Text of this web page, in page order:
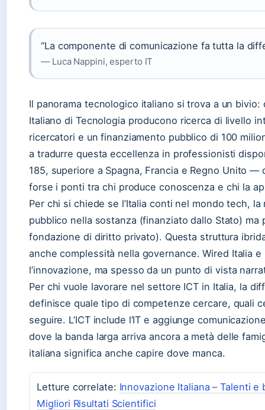
“La componente di comunicazione fa tutta la
— Luca Nappini, esperto IT
Il panorama tecnologico italiano si trova a un
Italiano di Tecnologia producono ricerca di livello
ricercatori e un finanziamento pubblico di 100
a tradurre questa eccellenza in professionisti
185, superiore a Spagna, Francia e Regno Unito
forse i ponti tra chi produce conoscenza e chi la
Per chi si chiede se l’Italia conti nel mondo tech,
pubblico nella sostanza (finanziato dallo Stato)
fondazione di diritto privato). Questa struttura
anche complessità nella governance. Wired Italia
l’innovazione, ma spesso da un punto di vista
Per chi vuole lavorare nel settore ICT in Italia, la
definisce quale tipo di competenze cercare, quali
seguire. L’ICT include l’IT e aggiunge
dove la banda larga arriva ancora a metà delle
italiana significa anche capire dove manca.
Letture correlate: Innovazione Italiana – Talenti
Migliori Risultati Scientifici